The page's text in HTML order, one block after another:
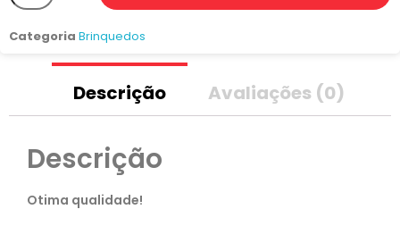
Categoria Brinquedos
Descrição Avaliações (0)
Descrição
Otima qualidade!